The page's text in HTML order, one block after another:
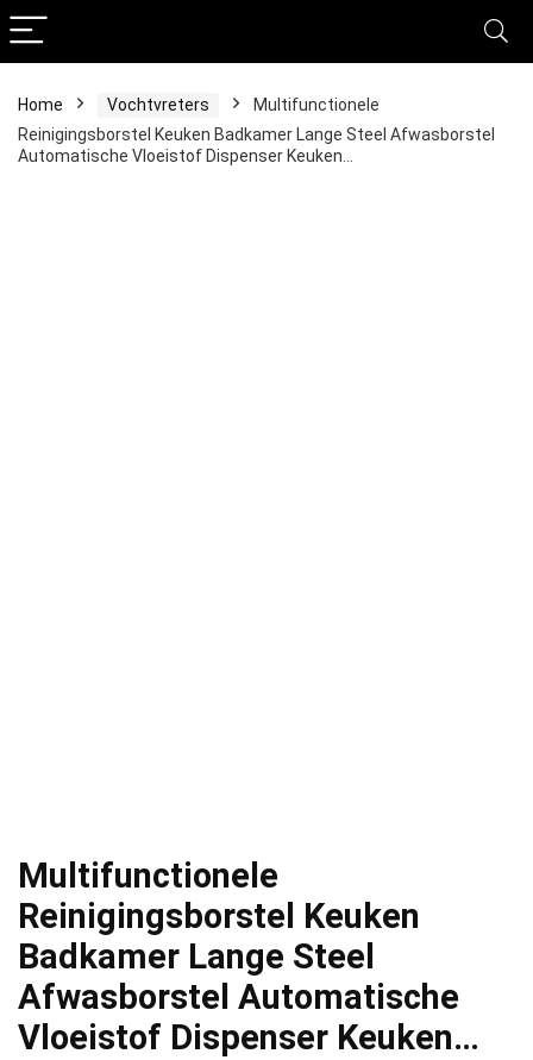
Home Vochtvreters
Multifunctionele
Reinigingsborstel Keuken Badkamer Lange Steel Afwasborstel
Automatische Vloeistof Dispenser Keuken…
Multifunctionele
Reinigingsborstel Keuken
Badkamer Lange Steel
Afwasborstel Automatische
Vloeistof Dispenser Keuken…